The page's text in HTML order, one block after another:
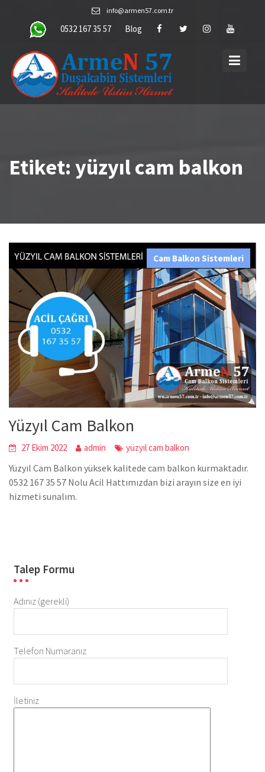
content
info@armen57.com.tr
0532 167 35 57 Blog
Etiket: yüzyıl cam balkon
Cam Balkon Sistemleri
Yüzyıl Cam Balkon
27 Ekim 2022 admin yüzyıl cam balkon
Yüzyıl Cam Balkon yüksek kalitede cam balkon kurmaktadır.
0532 167 35 57 Nolu Acil Hattımızdan bizi arayın size en iyi
hizmeti sunalım.
Talep Formu
Adınız (gerekli)
Telefon Numaranız
İletiniz